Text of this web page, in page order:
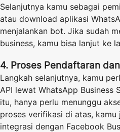
Selanjutnya kamu sebagai
atau download aplikasi
menjalankan bot. Jika sudah
business, kamu bisa lanjut ke
4. Proses Pendaftaran
Langkah selanjutnya, kamu
API lewat WhatsApp Business
itu, hanya perlu menunggu
proses verifikasi di atas, kamu
integrasi dengan Facebook